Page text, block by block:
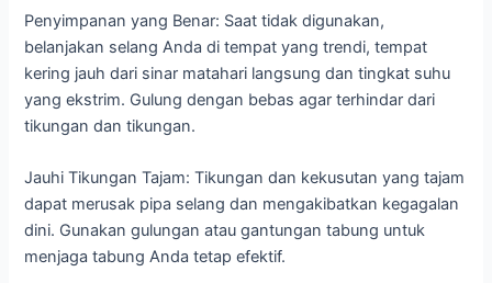
Penyimpanan yang Benar: Saat tidak digunakan,
belanjakan selang Anda di tempat yang trendi, tempat
kering jauh dari sinar matahari langsung dan tingkat suhu
yang ekstrim. Gulung dengan bebas agar terhindar dari
tikungan dan tikungan.
Jauhi Tikungan Tajam: Tikungan dan kekusutan yang tajam
dapat merusak pipa selang dan mengakibatkan kegagalan
dini. Gunakan gulungan atau gantungan tabung untuk
menjaga tabung Anda tetap efektif.